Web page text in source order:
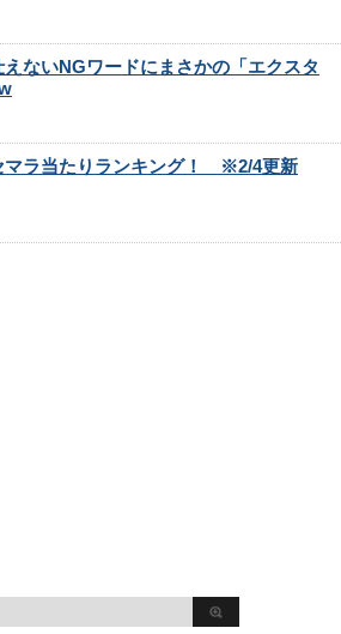
ないNGワードにまさかの「エクスタ
マラ当たりランキング！ ※2/4更新